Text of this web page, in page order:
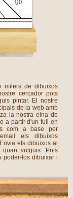
milers de dibuixos
cercador pots
pintar. El nostre
de la web amb
la nostra eina de
a partir d'un full en
com a base per
els dibuixos
els dibuixos al
vulguis. Pots
poder-los dibuixar i